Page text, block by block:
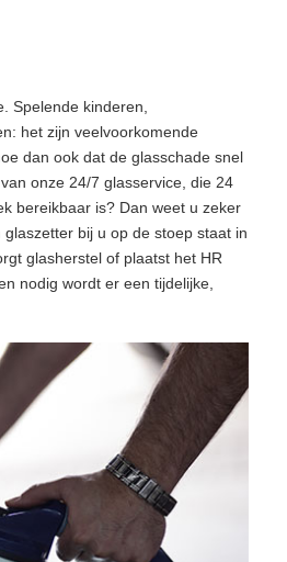
Spelende kinderen,
het zijn veelvoorkomende
dan ook dat de glasschade snel
onze 24/7 glasservice, die 24
bereikbaar is? Dan weet u zeker
bij u op de stoep staat in
glasherstel of plaatst het HR
nodig wordt er een tijdelijke,